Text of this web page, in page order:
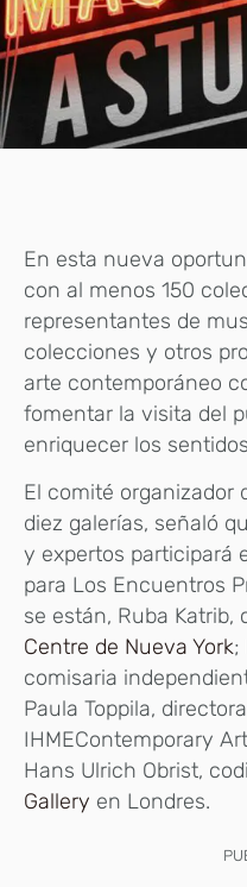
En esta nueva
con al menos 150
representantes de
colecciones y otros
arte contemporáneo
fomentar la visita del
enriquecer los
El comité organizador
diez galerías, señaló
y expertos participará
para Los Encuentros
se están, Ruba Katrib,
Centre de Nueva York;
comisaria
Paula Toppila,
IHMEContemporary
Hans Ulrich Obrist,
Gallery en Londres.